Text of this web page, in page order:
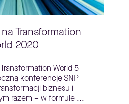
Transformation
2020
World 5
konferencję SNP
biznesu i
razem – w formule ...